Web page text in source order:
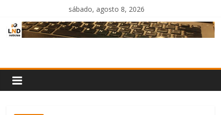
contenido
sábado, agosto 8, 2026
Noticias